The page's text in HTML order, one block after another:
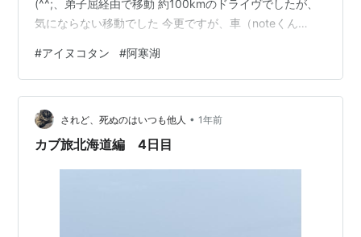
(^^;、弟子屈経由で移動 約100kmのドライヴでしたが、
気にならない移動でした 今更ですが、車（noteくん
コタン。 木彫りを中心としたお土産屋さんが集まり、ア
イヌの踊りも見られたりするとか 平日で、道中の道がと
ても順調だったので、 人出にちょっと驚きましたが、い
いものを見られたと思いました ★入口にあるゲート
#アイヌコタン #阿寒湖
されど、死ぬのはいつも他人 • 1年前
カブ旅北海道編 4日目